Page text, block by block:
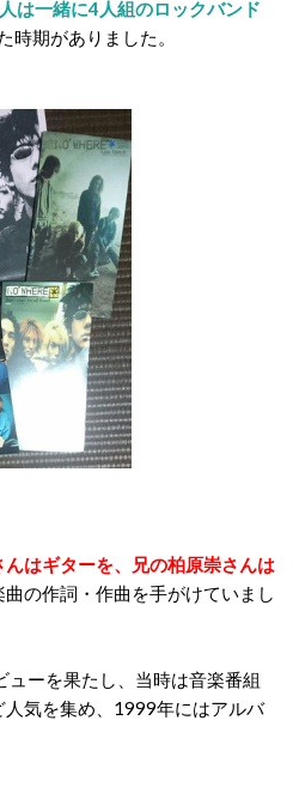
は一緒に4人組のロックバンド
時期がありました。
んはギターを、兄の柏原崇さんは
曲の作詞・作曲を手がけていまし
ューを果たし、当時は音楽番組
気を集め、1999年にはアルバ